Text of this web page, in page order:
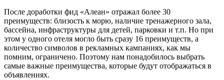
После доработки фид «Алеан» отражал более 30
преимуществ: близость к морю, наличие тренажерного зала,
бассейна, инфраструктуры для детей, парковки и т.п. Но при
этом у одного отеля могло быть сразу 16 преимуществ, а
количество символов в рекламных кампаниях, как мы
помним, ограничено. Поэтому нам понадобилось выбрать
самые важные преимущества, которые будут отображаться в
объявлениях.